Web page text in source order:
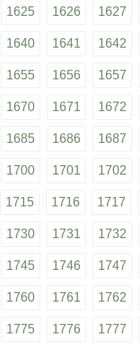
1625 1626 1627
1640 1641 1642
1655 1656 1657
1670 1671 1672
1685 1686 1687
1700 1701 1702
1715 1716 1717
1730 1731 1732
1745 1746 1747
1760 1761 1762
1775 1776 1777